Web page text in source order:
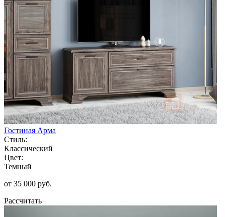
Гостиная Арма
Стиль:
Классический
Цвет:
Темный
от 35 000 руб.
Рассчитать